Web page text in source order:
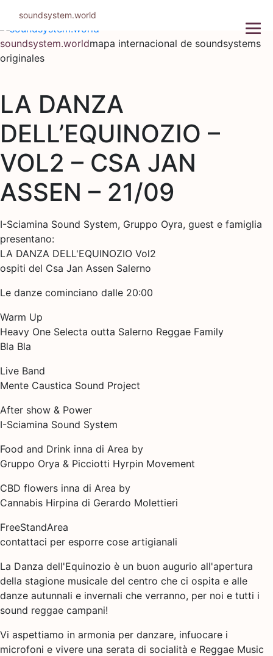
contenido
soundsystem.worldmapa internacional de soundsystems
originales
LA DANZA
DELL’EQUINOZIO –
VOL2 – CSA JAN
ASSEN – 21/09
I-Sciamina Sound System, Gruppo Oyra, guest e famiglia
presentano:
LA DANZA DELL'EQUINOZIO Vol2
ospiti del Csa Jan Assen Salerno
Le danze cominciano dalle 20:00
Warm Up
Heavy One Selecta outta Salerno Reggae Family
Bla Bla
Live Band
Mente Caustica Sound Project
After show & Power
I-Sciamina Sound System
Food and Drink inna di Area by
Gruppo Orya & Picciotti Hyrpin Movement
CBD flowers inna di Area by
Cannabis Hirpina di Gerardo Molettieri
FreeStandArea
contattaci per esporre cose artigianali
La Danza dell'Equinozio è un buon augurio all'apertura
della stagione musicale del centro che ci ospita e alle
danze autunnali e invernali che verranno, per noi e tutti i
sound reggae campani!
Vi aspettiamo in armonia per danzare, infuocare i
microfoni e vivere una serata di socialità e Reggae Music
soundsystem.world